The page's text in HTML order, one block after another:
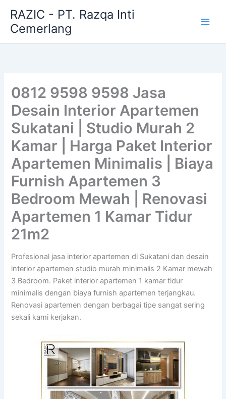
content
RAZIC - PT. Razqa Inti
Cemerlang
0812 9598 9598 Jasa
Desain Interior Apartemen
Sukatani | Studio Murah 2
Kamar | Harga Paket Interior
Apartemen Minimalis | Biaya
Furnish Apartemen 3
Bedroom Mewah | Renovasi
Apartemen 1 Kamar Tidur
21m2
Profesional jasa interior apartemen di Sukatani dan desain
interior apartemen studio murah minimalis 2 Kamar mewah
3 Bedroom. Paket interior apartemen 1 kamar tidur
minimalis dengan biaya furnish apartemen terjangkau.
Renovasi apartemen dengan berbagai tipe sangat sering
sekali kami kerjakan.